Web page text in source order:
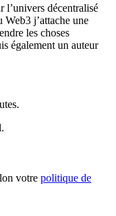
l’univers décentralisé
j’attache une
les choses
également un auteur
votre politique de